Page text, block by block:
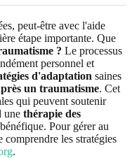
peut-être avec l'aide
étape importante. Que
? Le processus
personnel et
d'adaptation saines
un traumatisme. Cet
qui peuvent soutenir
une thérapie des
Pour gérer au
comprendre les stratégies
.